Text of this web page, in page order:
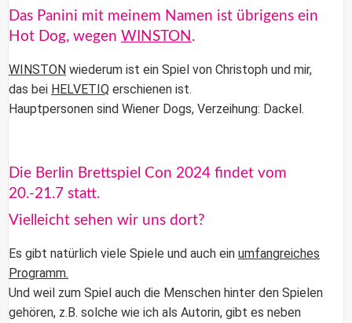
Das Panini mit meinem Namen ist übrigens ein
Hot Dog, wegen WINSTON .
WINSTON wiederum ist ein Spiel von Christoph und mir,
das bei HELVETIQ erschienen ist.
Hauptpersonen sind Wiener Dogs, Verzeihung: Dackel.
Die Berlin Brettspiel Con 2024 findet vom
20.-21.7 statt.
Vielleicht sehen wir uns dort?
Es gibt natürlich viele Spiele und auch ein umfangreiches
Programm.
Und weil zum Spiel auch die Menschen hinter den Spielen
gehören, z.B. solche wie ich als Autorin, gibt es neben